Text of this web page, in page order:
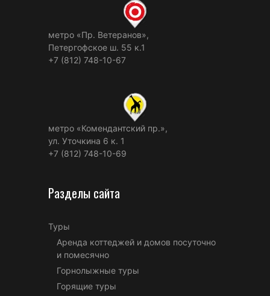
метро «Пр. Ветеранов»,
Петергофское ш. 55 к.1
+7 (812) 748-10-67
метро «Комендантский пр.»,
ул. Уточкина 6 к. 1
+7 (812) 748-10-69
Разделы сайта
Туры
Аренда коттеджей и домов посуточно
и помесячно
Горнолыжные туры
Горящие туры